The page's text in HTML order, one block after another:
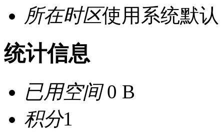
所在时区使用系统默认
统计信息
已用空间0 B
积分1